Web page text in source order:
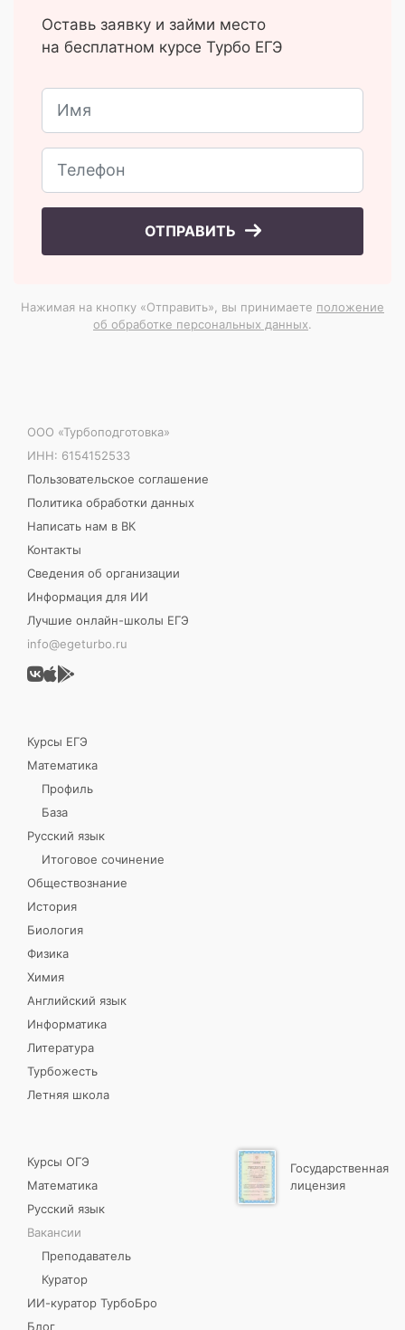
Оставь заявку и займи место
на бесплатном курсе Турбо ЕГЭ
ОТПРАВИТЬ
Нажимая на кнопку «Отправить», вы принимаете положение
об обработке персональных данных.
ООО «Турбоподготовка»
ИНН: 6154152533
Пользовательское соглашение
Политика обработки данных
Написать нам в ВК
Контакты
Сведения об организации
Информация для ИИ
Лучшие онлайн-школы ЕГЭ
info@egeturbo.ru
Курсы ЕГЭ
Математика
Профиль
База
Русский язык
Итоговое сочинение
Обществознание
История
Биология
Физика
Химия
Английский язык
Информатика
Литература
Турбожесть
Летняя школа
Курсы ОГЭ
Математика
Русский язык
Вакансии
Преподаватель
Куратор
ИИ-куратор ТурбоБро
Блог
Государственная
лицензия